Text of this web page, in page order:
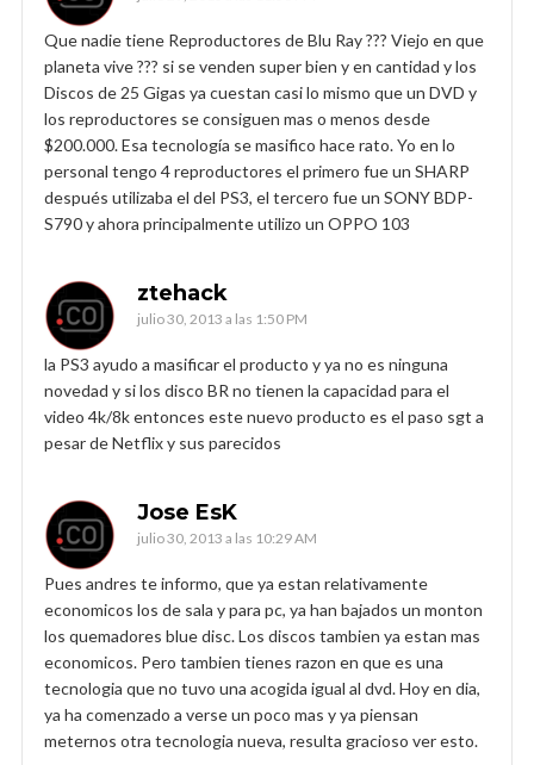
Que nadie tiene Reproductores de Blu Ray ??? Viejo en que
planeta vive ??? si se venden super bien y en cantidad y los
Discos de 25 Gigas ya cuestan casi lo mismo que un DVD y
los reproductores se consiguen mas o menos desde
$200.000. Esa tecnología se masifico hace rato. Yo en lo
personal tengo 4 reproductores el primero fue un SHARP
después utilizaba el del PS3, el tercero fue un SONY BDP-
S790 y ahora principalmente utilizo un OPPO 103
ztehack
julio 30, 2013 a las 1:50 PM
la PS3 ayudo a masificar el producto y ya no es ninguna
novedad y si los disco BR no tienen la capacidad para el
video 4k/8k entonces este nuevo producto es el paso sgt a
pesar de Netflix y sus parecidos
Jose EsK
julio 30, 2013 a las 10:29 AM
Pues andres te informo, que ya estan relativamente
economicos los de sala y para pc, ya han bajados un monton
los quemadores blue disc. Los discos tambien ya estan mas
economicos. Pero tambien tienes razon en que es una
tecnologia que no tuvo una acogida igual al dvd. Hoy en dia,
ya ha comenzado a verse un poco mas y ya piensan
meternos otra tecnologia nueva, resulta gracioso ver esto.